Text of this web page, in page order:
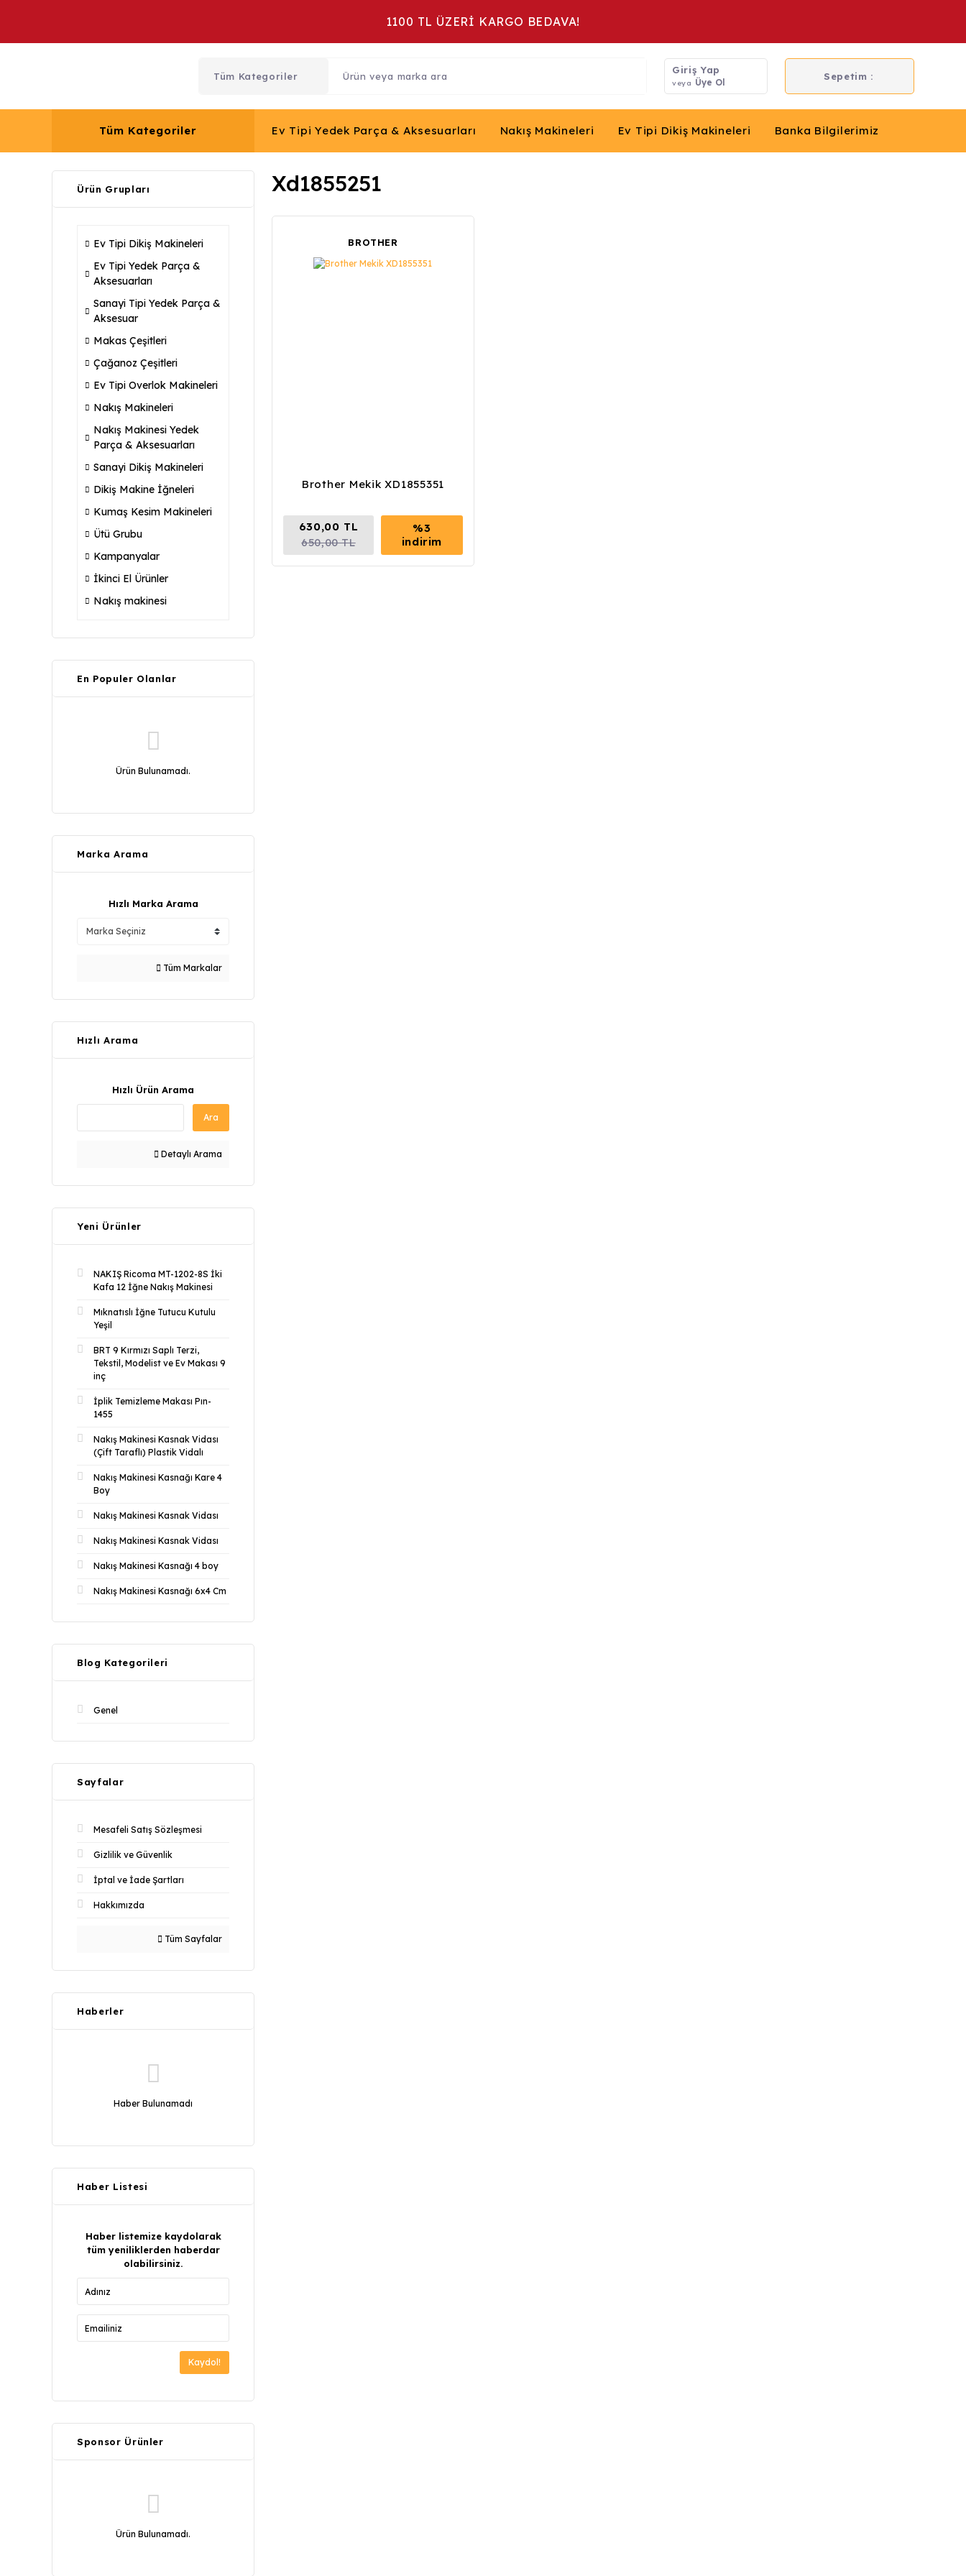
1100 TL ÜZERİ KARGO BEDAVA!
Giriş Yap
veya Üye Ol
Sepetim :
Tüm Kategoriler Ev Tipi Yedek Parça & Aksesuarları Nakış Makineleri Ev Tipi Dikiş Makineleri Banka Bilgilerimiz
Ürün Grupları
Ev Tipi Dikiş Makineleri
Ev Tipi Yedek Parça &
Aksesuarları
Sanayi Tipi Yedek Parça &
Aksesuar
Makas Çeşitleri
Çağanoz Çeşitleri
Ev Tipi Overlok Makineleri
Nakış Makineleri
Nakış Makinesi Yedek
Parça & Aksesuarları
Sanayi Dikiş Makineleri
Dikiş Makine İğneleri
Kumaş Kesim Makineleri
Ütü Grubu
Kampanyalar
İkinci El Ürünler
Nakış makinesi
En Populer Olanlar
Ürün Bulunamadı.
Marka Arama
Hızlı Marka Arama
Tüm Markalar
Hızlı Arama
Hızlı Ürün Arama
Ara
Detaylı Arama
Yeni Ürünler
NAKIŞ Ricoma MT-1202-8S İki
Kafa 12 İğne Nakış Makinesi
Mıknatıslı İğne Tutucu Kutulu
Yeşil
BRT 9 Kırmızı Saplı Terzi,
Tekstil, Modelist ve Ev Makası 9
inç
İplik Temizleme Makası Pın-
1455
Nakış Makinesi Kasnak Vidası
(Çift Taraflı) Plastik Vidalı
Nakış Makinesi Kasnağı Kare 4
Boy
Nakış Makinesi Kasnak Vidası
Nakış Makinesi Kasnak Vidası
Nakış Makinesi Kasnağı 4 boy
Nakış Makinesi Kasnağı 6x4 Cm
Blog Kategorileri
Genel
Sayfalar
Mesafeli Satış Sözleşmesi
Gizlilik ve Güvenlik
İptal ve İade Şartları
Hakkımızda
Tüm Sayfalar
Haberler
Haber Bulunamadı
Haber Listesi
Haber listemize kaydolarak
tüm yeniliklerden haberdar
olabilirsiniz.
Kaydol!
Sponsor Ürünler
Ürün Bulunamadı.
Xd1855251
BROTHER
Brother Mekik XD1855351
630,00 TL
650,00 TL
%3
indirim